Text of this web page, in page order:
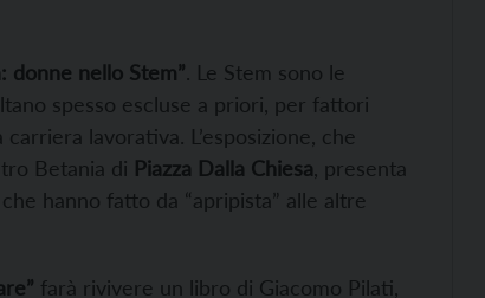
donne nello Stem”. Le Stem sono le
spesso escluse a priori, per fattori
lavorativa. L’esposizione, che
Betania di Piazza Dalla Chiesa , presenta
hanno fatto da “apripista” alle altre
farà rivivere un libro di Giacomo Pilati,